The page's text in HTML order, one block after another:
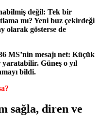
değil: Tek bir
mı? Yeni buz çekirdeği
olarak gösterse de
MS’nin mesajı net: Küçük
Güneş o yıl
bildi.
sağla, diren ve